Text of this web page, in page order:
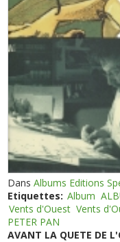
DansAlbums Editions
Etiquettes: Album
Vents d'Ouest Vents
PETER PAN
AVANT LA QUETE DE